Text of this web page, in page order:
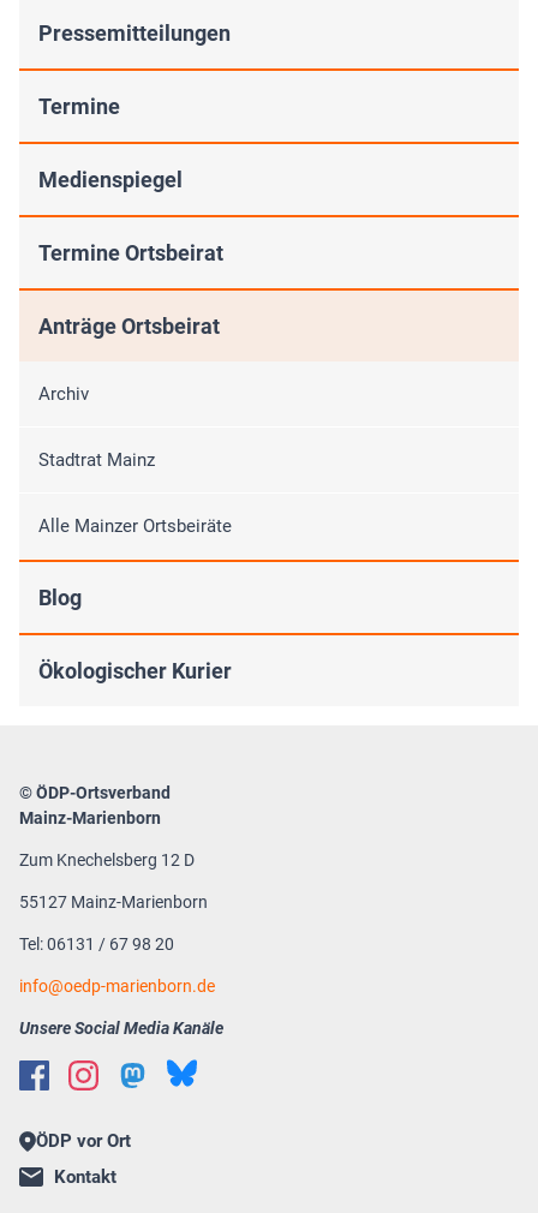
Pressemitteilungen
Termine
Medienspiegel
Termine Ortsbeirat
Anträge Ortsbeirat
Archiv
Stadtrat Mainz
Alle Mainzer Ortsbeiräte
Blog
Ökologischer Kurier
© ÖDP-Ortsverband
Mainz-Marienborn
Zum Knechelsberg 12 D
55127 Mainz-Marienborn
Tel: 06131 / 67 98 20
info@oedp-marienborn.de
Unsere Social Media Kanäle
ÖDP vor Ort
Kontakt